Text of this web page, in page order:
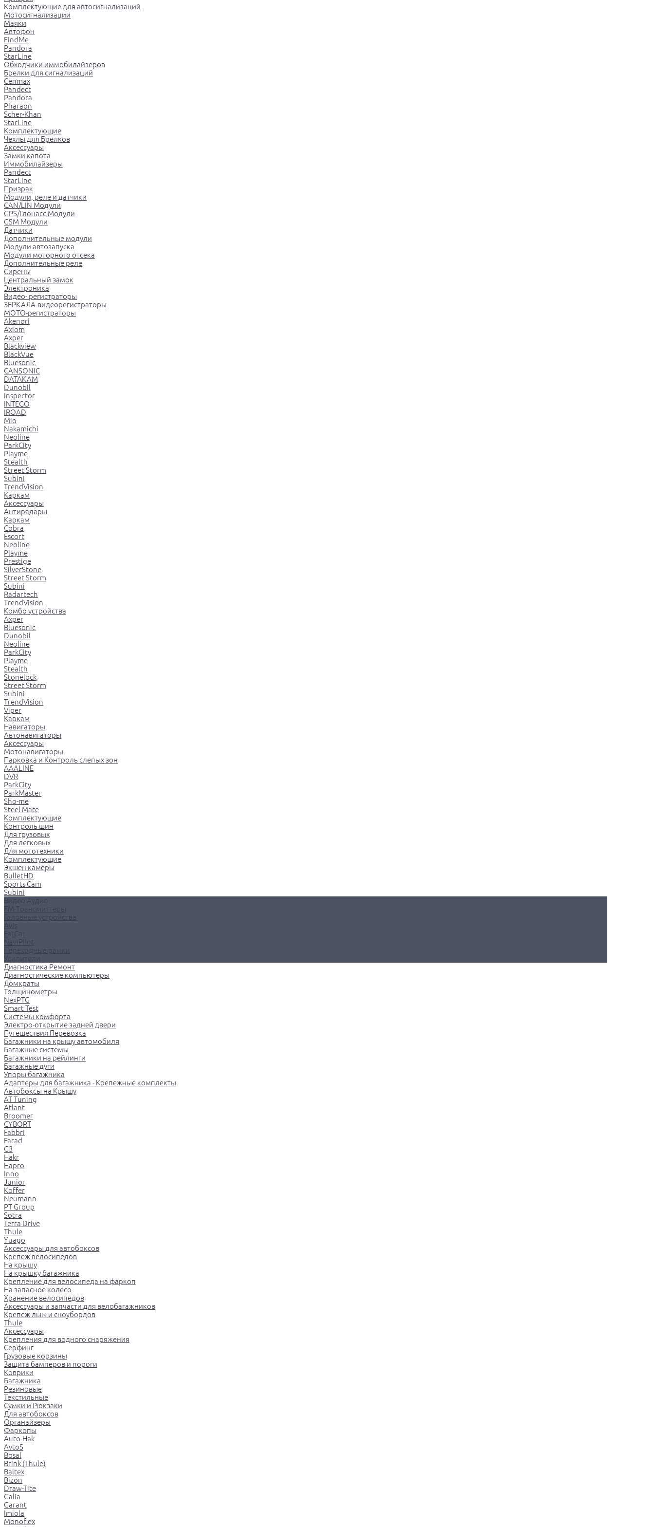
Комплектующие для автосигнализаций
Мотосигнализации
Маяки
Автофон
FindMe
Pandora
StarLine
Обходчики иммобилайзеров
Брелки для сигнализаций
Cenmax
Pandect
Pandora
Pharaon
Scher-Khan
StarLine
Комплектующие
Чехлы для Брелков
Аксессуары
Замки капота
Иммобилайзеры
Pandect
StarLine
Призрак
Модули, реле и датчики
CAN/LIN Модули
GPS/Глонасс Модули
GSM Модули
Датчики
Дополнительные модули
Модули автозапуска
Модули моторного отсека
Дополнительные реле
Сирены
Центральный замок
Электроника
Видео- регистраторы
ЗЕРКАЛА-видеорегистраторы
МОТО-регистраторы
Akenori
Axiom
Axper
Blackview
BlackVue
Bluesonic
CANSONIC
DATAKAM
Dunobil
Inspector
INTEGO
IROAD
Mio
Nakamichi
Neoline
ParkCity
Playme
Stealth
Street Storm
Subini
TrendVision
Каркам
Аксессуары
Антирадары
Каркам
Cobra
Escort
Neoline
Playme
Prestige
SilverStone
Street Storm
Subini
Radartech
TrendVision
Комбо устройства
Axper
Bluesonic
Dunobil
Neoline
ParkCity
Playme
Stealth
Stonelock
Street Storm
Subini
TrendVision
Viper
Каркам
Навигаторы
Автонавигаторы
Аксессуары
Мотонавигаторы
Парковка и Контроль слепых зон
AAALINE
DVR
ParkCity
ParkMaster
Sho-me
Steel Mate
Комплектующие
Контроль шин
Для грузовых
Для легковых
Для мототехники
Комплектующие
Экшен камеры
BulletHD
Sports Cam
Subini
Видео Аудио
FM-Трансмиттеры
Головные устройства
Avis
FarCar
NaviPilot
Переходные рамки
Усилители
Диагностика Ремонт
Диагностические компьютеры
Домкраты
Толщинометры
NexPTG
Smart Test
Системы комфорта
Электро-открытие задней двери
Путешествия Перевозка
Багажники на крышу автомобиля
Багажные системы
Багажники на рейлинги
Багажные дуги
Упоры багажника
Адаптеры для багажника - Крепежные комплекты
Автобоксы на Крышу
AT Tuning
Atlant
Broomer
CYBORT
Fabbri
Farad
G3
Hakr
Hapro
Inno
Junior
Koffer
Neumann
PT Group
Sotra
Terra Drive
Thule
Yuago
Аксессуары для автобоксов
Крепеж велосипедов
На крышу
На крышку багажника
Крепление для велосипеда на фаркоп
На запасное колесо
Хранение велосипедов
Аксессуары и запчасти для велобагажников
Крепеж лыж и сноубордов
Thule
Аксессуары
Крепления для водного снаряжения
Серфинг
Грузовые корзины
Защита бамперов и пороги
Коврики
Багажника
Резиновые
Текстильные
Сумки и Рюкзаки
Для автобоксов
Органайзеры
Фаркопы
Auto-Hak
AvtoS
Bosal
Brink (Thule)
Baltex
Bizon
Draw-Tite
Galia
Garant
Imiola
Monoflex